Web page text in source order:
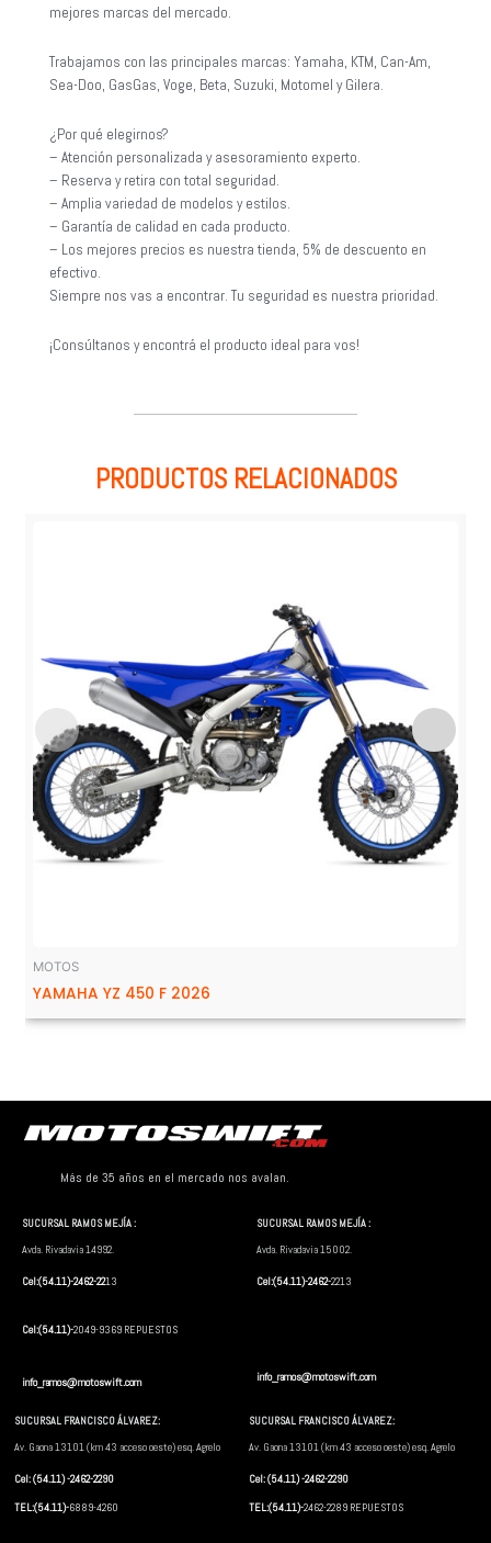
mejores marcas del mercado.
Trabajamos con las principales marcas: Yamaha, KTM, Can-Am,
Sea-Doo, GasGas, Voge, Beta, Suzuki, Motomel y Gilera.
¿Por qué elegirnos?
– Atención personalizada y asesoramiento experto.
– Reserva y retira con total seguridad.
– Amplia variedad de modelos y estilos.
– Garantía de calidad en cada producto.
– Los mejores precios es nuestra tienda, 5% de descuento en
efectivo.
Siempre nos vas a encontrar. Tu seguridad es nuestra prioridad.
¡Consúltanos y encontrá el producto ideal para vos!
PRODUCTOS RELACIONADOS
MOTOS
YAMAHA YZ 450 F 2026
Más de 35 años en el mercado nos avalan.
SUCURSAL RAMOS MEJÍA :
Avda. Rivadavia 14992.
Cel:(54.11)-2462-2213
Cel:(54.11)-2049-9369 REPUESTOS
info_ramos@motoswift.com
SUCURSAL RAMOS MEJÍA :
Avda. Rivadavia 15002.
Cel:(54.11)-2462-2213
info_ramos@motoswift.com
SUCURSAL FRANCISCO ÁLVAREZ:
Av. Gaona 13101 (km 43 acceso oeste) esq. Agrelo
Cel: (54.11) -2462-2290
TEL:(54.11)-6889-4260
SUCURSAL FRANCISCO ÁLVAREZ:
Av. Gaona 13101 (km 43 acceso oeste) esq. Agrelo
Cel: (54.11) -2462-2290
TEL:(54.11)-2462-2289 REPUESTOS